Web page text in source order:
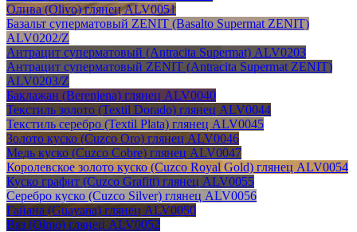
Олива (Olivo) глянец ALV0051
Базальт суперматовый ZENIT (Basalto Supermat ZENIT)
ALV0202/Z
Антрацит суперматовый (Antracita Supermat) ALV0203
Антрацит суперматовый ZENIT (Antracita Supermat ZENIT)
ALV0203/Z
Баклажан (Berenjena) глянец ALV0040
Текстиль золото (Textil Dorado) глянец ALV0044
Текстиль серебро (Textil Plata) глянец ALV0045
Золото куско (Cuzco Oro) глянец ALV0046
Медь куско (Cuzco Cobre) глянец ALV0047
Королевское золото куско (Cuzco Royal Gold) глянец ALV0054
Куско графит (Cuzco Grafitt) глянец ALV0055
Серебро куско (Cuzco Silver) глянец ALV0056
Гайана (Guayana) глянец ALV0050
Вяз (Olmo) глянец ALV0052